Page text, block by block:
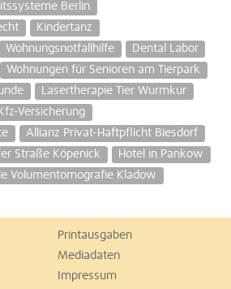
Berlin
Kindertanz
Wohnungsnotfallhilfe
Dental Labor
Wohnungen für Senioren am Tierpark
Lasertherapie Tier Wurmkur
Versicherung
Allianz Privat-Haftpflicht Biesdorf
Straße Köpenick
Hotel in Pankow
Volumentomografie Kladow
Printausgaben
Mediadaten
Impressum